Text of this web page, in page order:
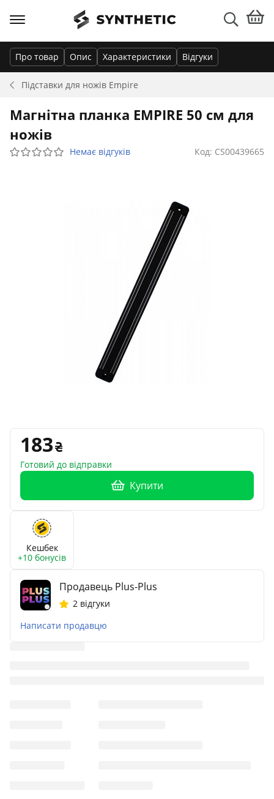
Підставки для ножів Empire
Про товар Опис Характеристики Відгуки
Магнітна планка EMPIRE 50 см для
ножів
Немає відгуків Код: CS00439665
183
Готовий до відправки
Купити
Кешбек
+10 бонусів
Продавець Plus-Plus
2 відгуки
Написати продавцю